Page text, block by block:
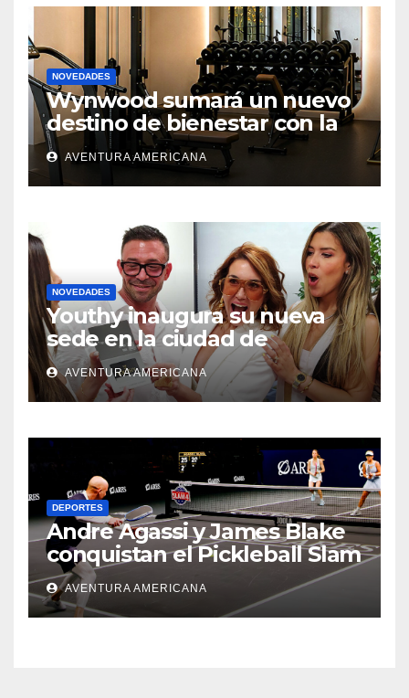
NOVEDADES
Wynwood sumará un nuevo
destino de bienestar con la
apertura de UNLOCK
AVENTURA AMERICANA
NOVEDADES
Youthy inaugura su nueva
sede en la ciudad de
Aventura
AVENTURA AMERICANA
DEPORTES
Andre Agassi y James Blake
conquistan el Pickleball Slam
4 y ganan el millón de
dólares
AVENTURA AMERICANA